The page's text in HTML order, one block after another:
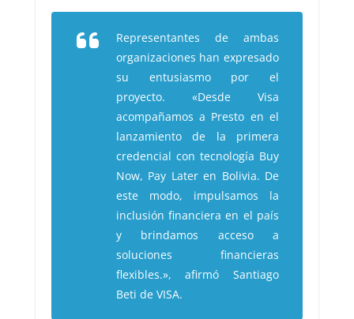
Representantes de ambas
organizaciones han expresado
su entusiasmo por el
proyecto. «Desde Visa
acompañamos a Presto en el
lanzamiento de la primera
credencial con tecnología Buy
Now, Pay Later en Bolivia. De
este modo, impulsamos la
inclusión financiera en el país
y brindamos acceso a
soluciones financieras
flexibles.», afirmó Santiago
Beti de VISA.